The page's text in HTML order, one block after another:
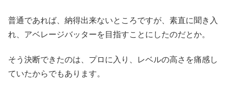
普通であれば、納得出来ないところですが、素直に聞き入
れ、アベレージバッターを目指すことにしたのだとか。
そう決断できたのは、プロに入り、レベルの高さを痛感し
ていたからでもあります。